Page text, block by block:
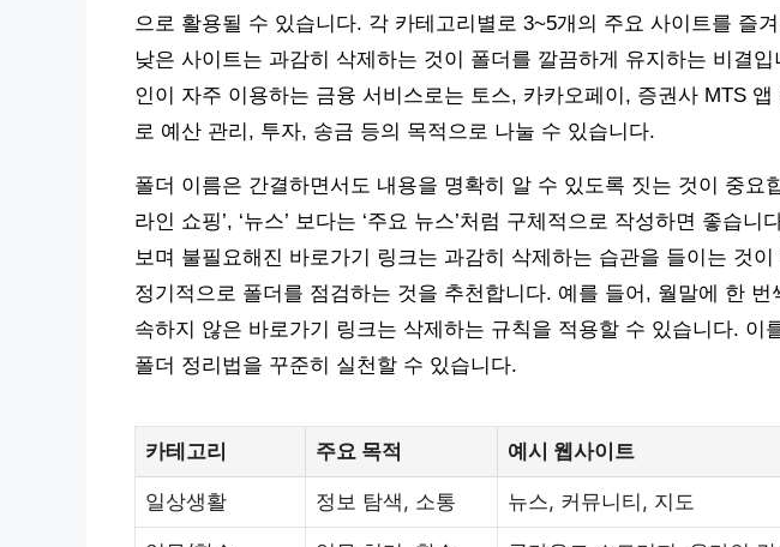
으로 활용될 수 있습니다. 각 카테고리별로 3~5개의 주요 사이트를 즐
낮은 사이트는 과감히 삭제하는 것이 폴더를 깔끔하게 유지하는 비결
인이 자주 이용하는 금융 서비스로는 토스, 카카오페이, 증권사 MTS
로 예산 관리, 투자, 송금 등의 목적으로 나눌 수 있습니다.
폴더 이름은 간결하면서도 내용을 명확히 알 수 있도록 짓는 것이 중요
라인 쇼핑’, ‘뉴스’ 보다는 ‘주요 뉴스’처럼 구체적으로 작성하면 좋습니
보며 불필요해진 바로가기 링크는 과감히 삭제하는 습관을 들이는 것
정기적으로 폴더를 점검하는 것을 추천합니다. 예를 들어, 월말에 한 번
속하지 않은 바로가기 링크는 삭제하는 규칙을 적용할 수 있습니다. 이
폴더 정리법을 꾸준히 실천할 수 있습니다.
카테고리 주요 목적 예시 웹사이트
일상생활 정보 탐색, 소통 뉴스, 커뮤니티, 지도